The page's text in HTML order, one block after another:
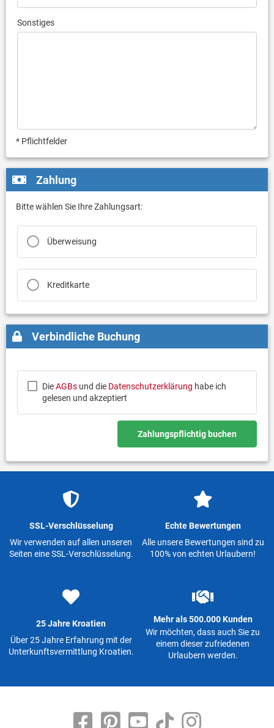
Sonstiges
* Pflichtfelder
Zahlung
Bitte wählen Sie Ihre Zahlungsart:
Überweisung
Kreditkarte
Verbindliche Buchung
DieAGBsund die Datenschutzerklärung habe ich
gelesen und akzeptiert
Zahlungspflichtig buchen
SSL-Verschlüsselung
Wir verwenden auf allen unseren
Seiten eine SSL-Verschlüsselung.
Echte Bewertungen
Alle unsere Bewertungen sind zu
100% von echten Urlaubern!
25 Jahre Kroatien
Über 25 Jahre Erfahrung mit der
Unterkunftsvermittlung Kroatien.
Mehr als 500.000 Kunden
Wir möchten, dass auch Sie zu
einem dieser zufriedenen
Urlaubern werden.